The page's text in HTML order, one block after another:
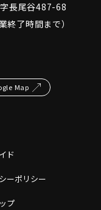
長尾谷487-68
終了時間まで）
Map
ド
ーポリシー
プ